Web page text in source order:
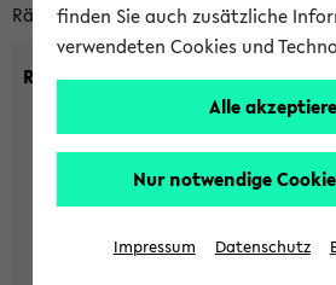
Räumen mit bestimmten
Raumkriterien:
max. Plätze:
finden Sie auch zusätzliche
verwendeten Cookies und
Alle
Nur notwendige
Impressum Datenschutz